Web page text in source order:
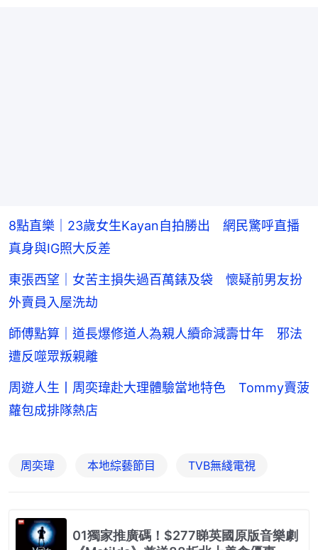
8點直樂｜23歲女生Kayan自拍勝出 網民驚呼直播
真身與IG照大反差
東張西望｜女苦主損失過百萬錶及袋 懷疑前男友扮
外賣員入屋洗劫
師傅點算｜道長爆修道人為親人續命減壽廿年 邪法
遭反噬眾叛親離
周遊人生丨周奕瑋赴大理體驗當地特色 Tommy賣菠
蘿包成排隊熱店
周奕瑋 本地綜藝節目 TVB無綫電視